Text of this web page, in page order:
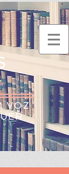
VOZ